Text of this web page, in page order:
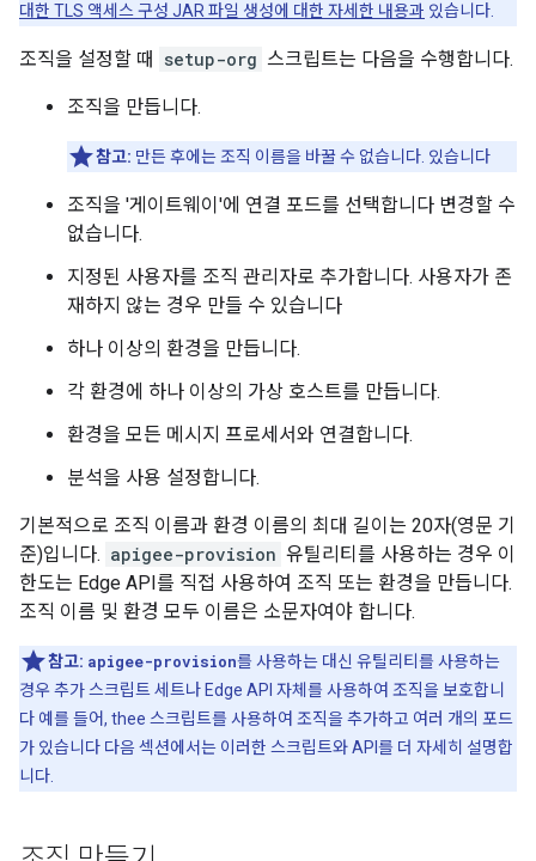
대한 TLS 액세스 구성 JAR 파일 생성에 대한 자세한 내용과 있습니다.
조직을 설정할 때 setup-org 스크립트는 다음을 수행합니다.
조직을 만듭니다.
참고: 만든 후에는 조직 이름을 바꿀 수 없습니다. 있습니다
조직을 '게이트웨이'에 연결 포드를 선택합니다 변경할 수
없습니다.
지정된 사용자를 조직 관리자로 추가합니다. 사용자가 존
재하지 않는 경우 만들 수 있습니다
하나 이상의 환경을 만듭니다.
각 환경에 하나 이상의 가상 호스트를 만듭니다.
환경을 모든 메시지 프로세서와 연결합니다.
분석을 사용 설정합니다.
기본적으로 조직 이름과 환경 이름의 최대 길이는 20자(영문 기
준)입니다. apigee-provision 유틸리티를 사용하는 경우 이
한도는 Edge API를 직접 사용하여 조직 또는 환경을 만듭니다.
조직 이름 및 환경 모두 이름은 소문자여야 합니다.
참고: apigee-provision를 사용하는 대신 유틸리티를 사용하는
경우 추가 스크립트 세트나 Edge API 자체를 사용하여 조직을 보호합니
다 예를 들어, thee 스크립트를 사용하여 조직을 추가하고 여러 개의 포드
가 있습니다 다음 섹션에서는 이러한 스크립트와 API를 더 자세히 설명합
니다.